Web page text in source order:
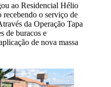
ao Residencial Hélio
recebendo o serviço de
da Operação Tapa
de buracos e
de nova massa